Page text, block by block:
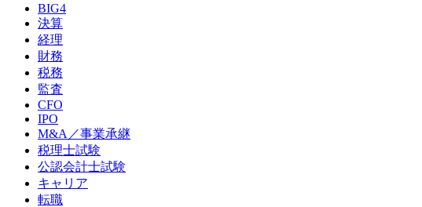
BIG4
決算
経理
財務
税務
監査
CFO
IPO
M&A／事業承継
税理士試験
公認会計士試験
キャリア
転職